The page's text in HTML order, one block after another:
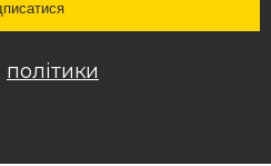
політики